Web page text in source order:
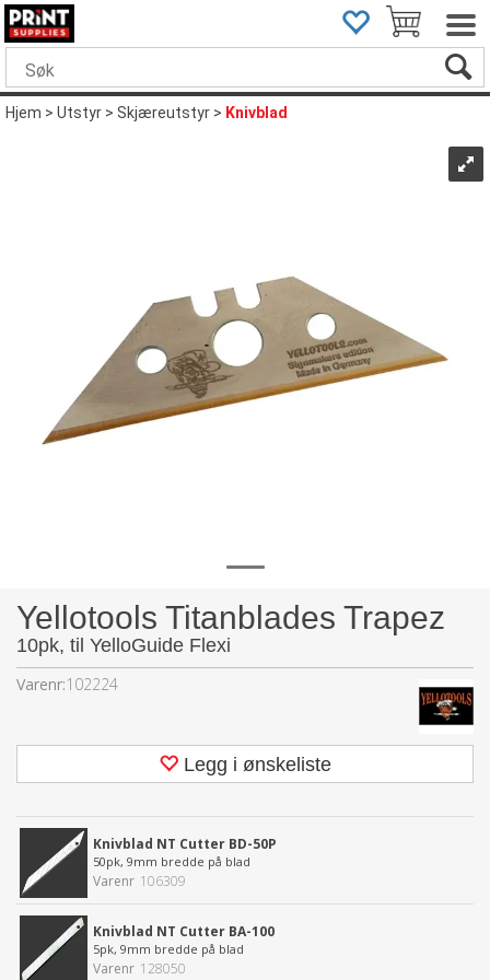
Hjem>Utstyr>Skjæreutstyr> Knivblad
Yellotools Titanblades Trapez
10pk, til YelloGuide Flexi
Varenr:102224
Legg i ønskeliste
Knivblad NT Cutter BD-50P
50pk, 9mm bredde på blad
Varenr 106309
Knivblad NT Cutter BA-100
5pk, 9mm bredde på blad
Varenr 128050